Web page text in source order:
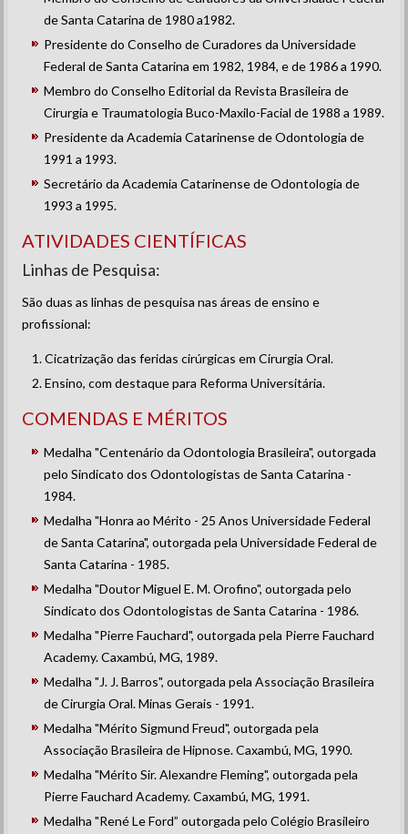
de Santa Catarina de 1980 a1982.
Presidente do Conselho de Curadores da Universidade
Federal de Santa Catarina em 1982, 1984, e de 1986 a 1990.
Membro do Conselho Editorial da Revista Brasileira de
Cirurgia e Traumatologia Buco-Maxilo-Facial de 1988 a 1989.
Presidente da Academia Catarinense de Odontologia de
1991 a 1993.
Secretário da Academia Catarinense de Odontologia de
1993 a 1995.
ATIVIDADES CIENTÍFICAS
Linhas de Pesquisa:
São duas as linhas de pesquisa nas áreas de ensino e
profissional:
Cicatrização das feridas cirúrgicas em Cirurgia Oral.
Ensino, com destaque para Reforma Universitária.
COMENDAS E MÉRITOS
Medalha "Centenário da Odontologia Brasileira", outorgada
pelo Sindicato dos Odontologistas de Santa Catarina -
1984.
Medalha "Honra ao Mérito - 25 Anos Universidade Federal
de Santa Catarina", outorgada pela Universidade Federal de
Santa Catarina - 1985.
Medalha "Doutor Miguel E. M. Orofino", outorgada pelo
Sindicato dos Odontologistas de Santa Catarina - 1986.
Medalha "Pierre Fauchard", outorgada pela Pierre Fauchard
Academy. Caxambú, MG, 1989.
Medalha "J. J. Barros", outorgada pela Associação Brasileira
de Cirurgia Oral. Minas Gerais - 1991.
Medalha "Mérito Sigmund Freud", outorgada pela
Associação Brasileira de Hipnose. Caxambú, MG, 1990.
Medalha "Mérito Sir. Alexandre Fleming", outorgada pela
Pierre Fauchard Academy. Caxambú, MG, 1991.
Medalha "René Le Ford” outorgada pelo Colégio Brasileiro